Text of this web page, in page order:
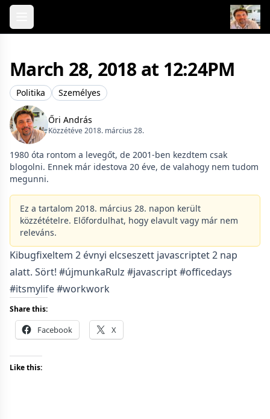
Skip to content
March 28, 2018 at 12:24PM
Politika Személyes
Őri András
Közzétéve 2018. március 28.
1980 óta rontom a levegőt, de 2001-ben kezdtem csak
blogolni. Ennek már idestova 20 éve, de valahogy nem tudom
megunni.
Ez a tartalom 2018. március 28. napon került
közzétételre. Előfordulhat, hogy elavult vagy már nem
releváns.
Kibugfixeltem 2 évnyi elcseszett javascriptet 2 nap
alatt. Sört! #újmunkaRulz #javascript #officedays
#itsmylife #workwork
Share this:
Facebook X
Like this: